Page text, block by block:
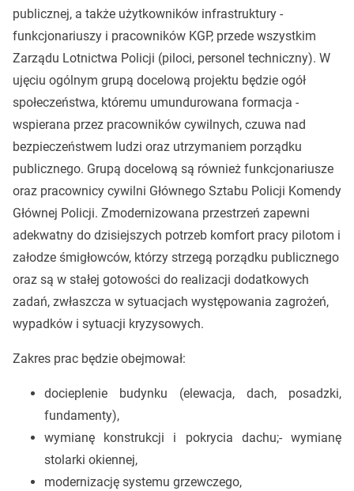
publicznej, a także użytkowników infrastruktury -
funkcjonariuszy i pracowników KGP, przede wszystkim
Zarządu Lotnictwa Policji (piloci, personel techniczny). W
ujęciu ogólnym grupą docelową projektu będzie ogół
społeczeństwa, któremu umundurowana formacja -
wspierana przez pracowników cywilnych, czuwa nad
bezpieczeństwem ludzi oraz utrzymaniem porządku
publicznego. Grupą docelową są również funkcjonariusze
oraz pracownicy cywilni Głównego Sztabu Policji Komendy
Głównej Policji. Zmodernizowana przestrzeń zapewni
adekwatny do dzisiejszych potrzeb komfort pracy pilotom i
załodze śmigłowców, którzy strzegą porządku publicznego
oraz są w stałej gotowości do realizacji dodatkowych
zadań, zwłaszcza w sytuacjach występowania zagrożeń,
wypadków i sytuacji kryzysowych.
Zakres prac będzie obejmował:
docieplenie budynku (elewacja, dach, posadzki,
fundamenty),
wymianę konstrukcji i pokrycia dachu;- wymianę
stolarki okiennej,
modernizację systemu grzewczego,